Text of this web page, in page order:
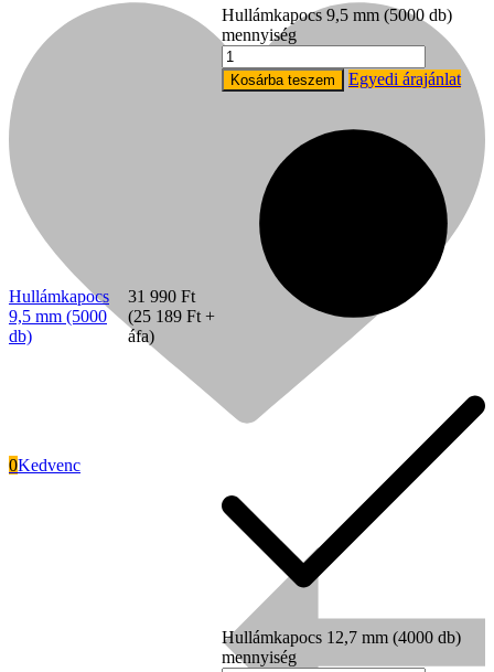
0Kedvenc
Hullámkapocs
9,5 mm (5000
db)
31 990 Ft
(25 189 Ft +
áfa)
Hullámkapocs 9,5 mm (5000 db)
mennyiség
Kosárba teszem Egyedi árajánlat
Hullámkapocs 12,7 mm (4000 db)
mennyiség